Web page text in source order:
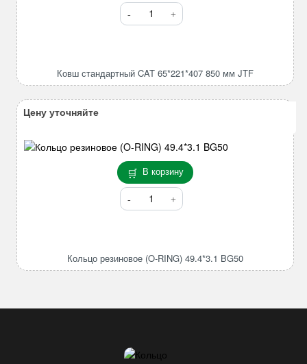
Количество
товара
65*221*407
Ковш стандартный CAT 65*221*407 850 мм JTF
В корзину
Количество
товара
RING)
Кольцо резиновое (O-RING) 49.4*3.1 BG50
Цену уточняйте